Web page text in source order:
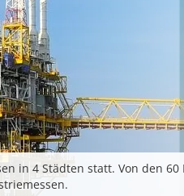
in 4 Städten statt. Von den